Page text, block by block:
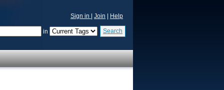
Sign in Join Help
in Search